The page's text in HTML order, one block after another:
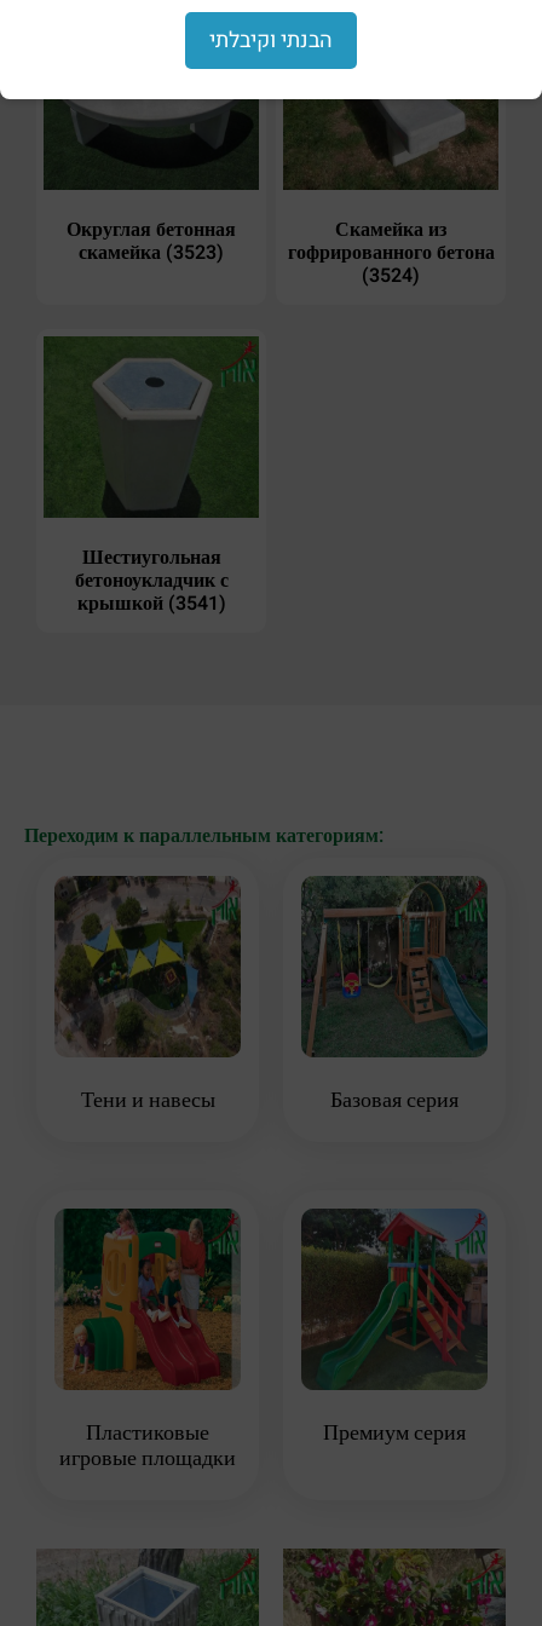
Округлая бетонная
скамейка (3523)
Скамейка из
гофрированного бетона
(3524)
Шестиугольная
бетоноукладчик с
крышкой (3541)
Переходим к параллельным категориям:
Тени и навесы Базовая серия
Пластиковые
игровые площадки
Премиум серия
הבנתי וקיבלתי